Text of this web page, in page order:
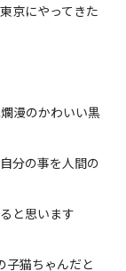
京にやってきた
漫のかわいい黒
分の事を人間の
と思います
子猫ちゃんだと